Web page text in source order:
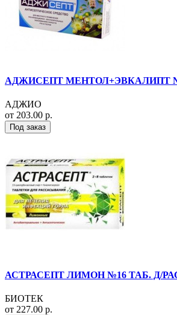
АДЖИСЕПТ МЕНТОЛ+ЭВКАЛИПТ
АДЖИО
от 203.00 р.
Под заказ
АСТРАСЕПТ ЛИМОН №16 ТАБ. Д/
БИОТЕК
от 227.00 р.